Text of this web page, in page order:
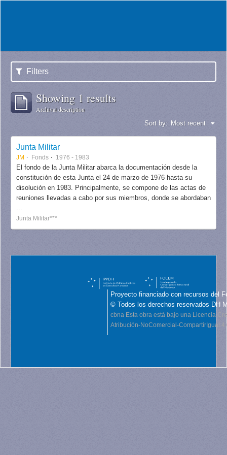
Filters
Showing 1 results
Archival description
Sort by: Most recent
Junta Militar
JM Fonds 1976 - 1983
El fondo de la Junta Militar abarca la documentación desde la
constitución de esta Junta el 24 de marzo de 1976 hasta su
disolución en 1983. Principalmente, se compone de las actas de
reuniones llevadas a cabo por sus miembros, donde se abordaban
...
Junta Militar***
Proyecto financiado con recursos del
© Todos los derechos reservados DH
cbna Esta obra está bajo una Licencia
Atribución-NoComercial-CompartirIgual